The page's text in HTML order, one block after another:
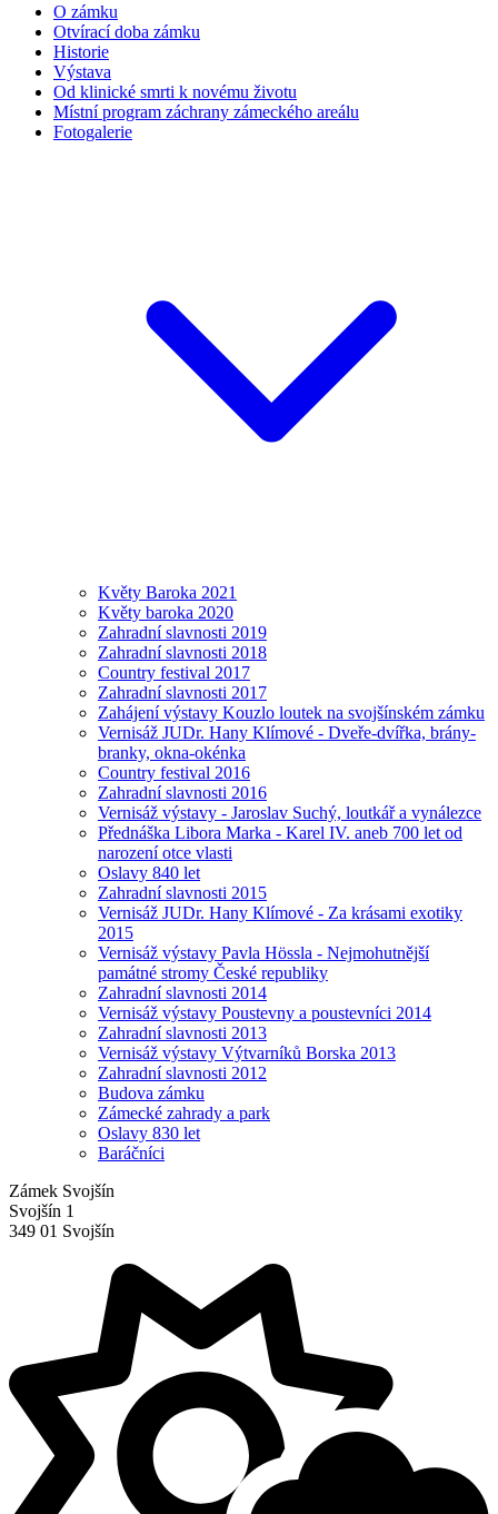
O zámku
Otvírací doba zámku
Historie
Výstava
Od klinické smrti k novému životu
Místní program záchrany zámeckého areálu
Fotogalerie
Květy Baroka 2021
Květy baroka 2020
Zahradní slavnosti 2019
Zahradní slavnosti 2018
Country festival 2017
Zahradní slavnosti 2017
Zahájení výstavy Kouzlo loutek na svojšínském zámku
Vernisáž JUDr. Hany Klímové - Dveře-dvířka, brány-
branky, okna-okénka
Country festival 2016
Zahradní slavnosti 2016
Vernisáž výstavy - Jaroslav Suchý, loutkář a vynálezce
Přednáška Libora Marka - Karel IV. aneb 700 let od
narození otce vlasti
Oslavy 840 let
Zahradní slavnosti 2015
Vernisáž JUDr. Hany Klímové - Za krásami exotiky
2015
Vernisáž výstavy Pavla Hössla - Nejmohutnější
památné stromy České republiky
Zahradní slavnosti 2014
Vernisáž výstavy Poustevny a poustevníci 2014
Zahradní slavnosti 2013
Vernisáž výstavy Výtvarníků Borska 2013
Zahradní slavnosti 2012
Budova zámku
Zámecké zahrady a park
Oslavy 830 let
Baráčníci
Zámek Svojšín
Svojšín 1
349 01 Svojšín